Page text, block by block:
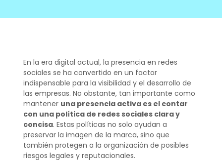
En la era digital actual, la presencia en redes
sociales se ha convertido en un factor
indispensable para la visibilidad y el desarrollo de
las empresas. No obstante, tan importante como
mantener una presencia activa es el contar
con una política de redes sociales clara y
concisa. Estas políticas no solo ayudan a
preservar la imagen de la marca, sino que
también protegen a la organización de posibles
riesgos legales y reputacionales.